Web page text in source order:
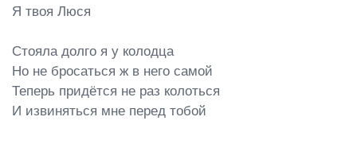
Я твоя Люся
Стояла долго я у колодца
Но не бросаться ж в него самой
Теперь придётся не раз колоться
И извиняться мне перед тобой